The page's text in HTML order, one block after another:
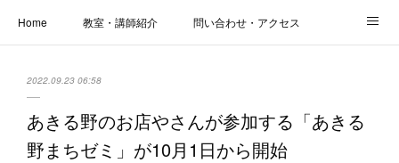
Home 教室・講師紹介 問い合わせ・アクセス
2022.09.23 06:58
あきる野のお店やさんが参加する「あきる
野まちゼミ」が10月1日から開始